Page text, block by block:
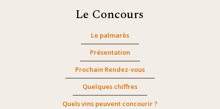
Le Concours
Le palmarès
Présentation
Prochain Rendez-vous
Quelques chiffres
Quels vins peuvent concourir ?